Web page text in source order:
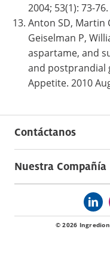
2004; 53(1): 73-76.
Anton SD, Martin
Geiselman P,
aspartame, and
and postprandial
Appetite. 2010
Contáctanos
Nuestra Compañía
© 2026